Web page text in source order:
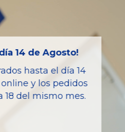
PURETECH
101CV 74KW
208 (P2)
14 de Agosto!
hasta el día 14
y los pedidos
del mismo mes.